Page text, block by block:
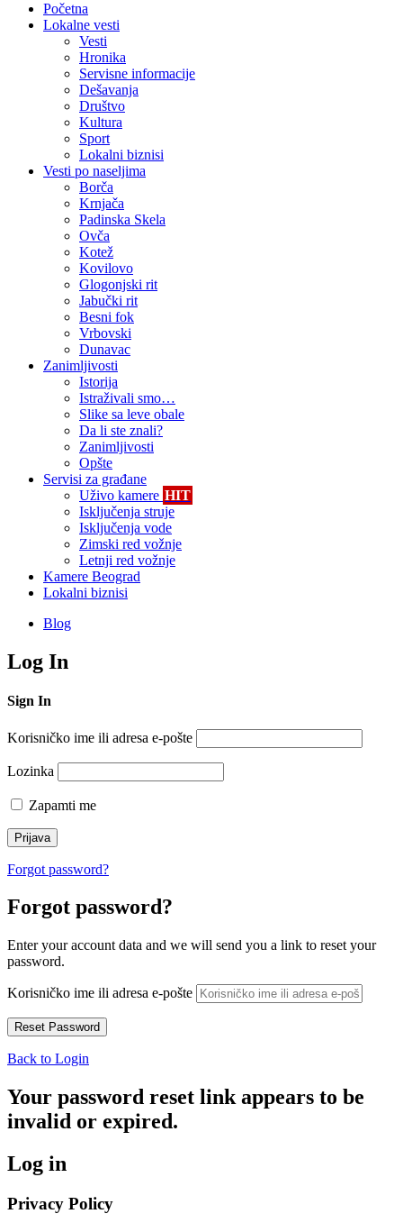
Početna
Lokalne vesti
Vesti
Hronika
Servisne informacije
Dešavanja
Društvo
Kultura
Sport
Lokalni biznisi
Vesti po naseljima
Borča
Krnjača
Padinska Skela
Ovča
Kotež
Kovilovo
Glogonjski rit
Jabučki rit
Besni fok
Vrbovski
Dunavac
Zanimljivosti
Istorija
Istraživali smo…
Slike sa leve obale
Da li ste znali?
Zanimljivosti
Opšte
Servisi za građane
Uživo kamere HIT
Isključenja struje
Isključenja vode
Zimski red vožnje
Letnji red vožnje
Kamere Beograd
Lokalni biznisi
Blog
Log In
Sign In
Korisničko ime ili adresa e-pošte
Lozinka
Zapamti me
Forgot password?
Forgot password?
Enter your account data and we will send you a link to reset your
password.
Korisničko ime ili adresa e-pošte
Back to Login
Your password reset link appears to be
invalid or expired.
Log in
Privacy Policy